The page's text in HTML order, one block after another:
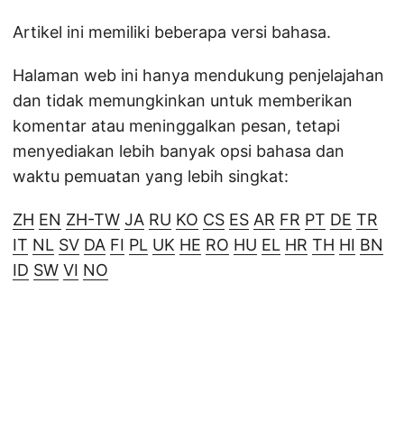
Artikel ini memiliki beberapa versi bahasa.
Halaman web ini hanya mendukung penjelajahan
dan tidak memungkinkan untuk memberikan
komentar atau meninggalkan pesan, tetapi
menyediakan lebih banyak opsi bahasa dan
waktu pemuatan yang lebih singkat:
ZH EN ZH-TW JA RU KO CS ES AR FR PT DE TR
IT NL SV DA FI PL UK HE RO HU EL HR TH HI BN
ID SW VI NO